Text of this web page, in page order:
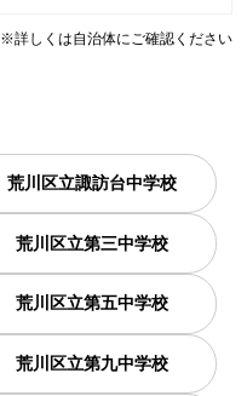
※詳しくは自治体にご確認ください
荒川区立諏訪台中学校
荒川区立第三中学校
荒川区立第五中学校
荒川区立第九中学校